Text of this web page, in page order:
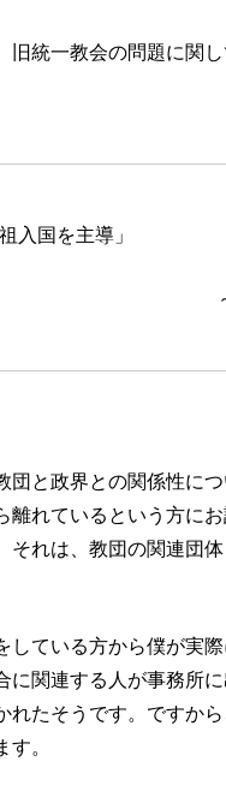
旧統一教会の問題に関
入国を主導」
団と政界との関係性に
離れているという方に
それは、教団の関連団
している方から僕が実
に関連する人が事務所
れたそうです。ですか
す。